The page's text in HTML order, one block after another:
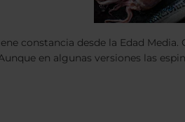
constancia desde la Edad
en algunas versiones las